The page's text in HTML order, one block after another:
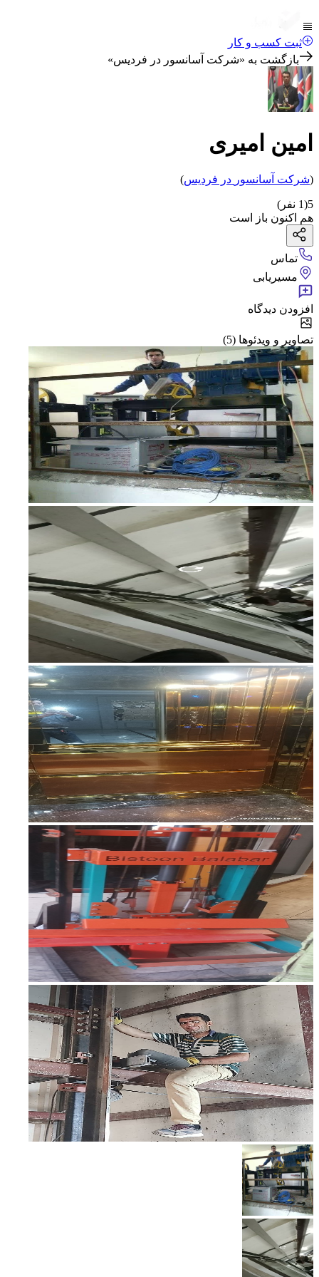
ثبت کسب و کار
بازگشت به «شرکت آسانسور در فردیس»
امین امیری
(شرکت آسانسور در فردیس)
5
(
1 نفر)
هم اکنون باز است
تماس
مسیریابی
افزودن دیدگاه
تصاویر و ویدئوها (5)